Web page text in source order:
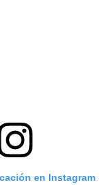
en Instagram